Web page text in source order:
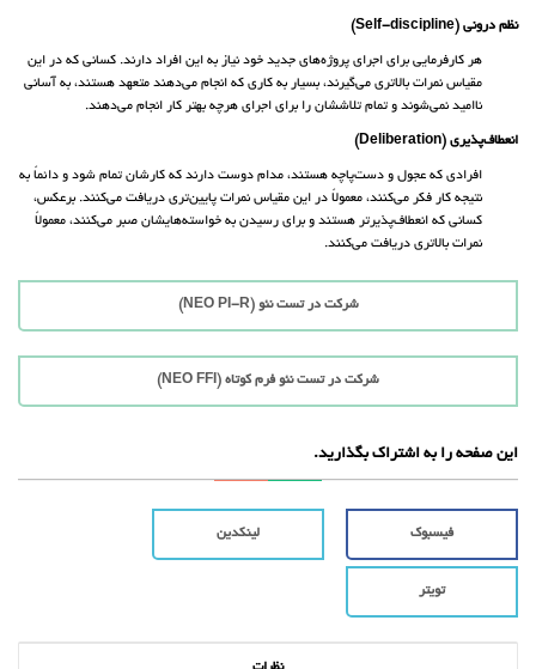
نظم درونی (Self-discipline)
هر کارفرمایی برای اجرای پروژه‌های جدید خود نیاز به این افراد دارند. کسانی که در این
مقیاس نمرات بالاتری می‌گیرند، بسیار به کاری که انجام می‌دهند متعهد هستند، به آسانی
ناامید نمی‌شوند و تمام تلاششان را برای اجرای هرچه بهتر کار انجام می‌دهند.
انعطاف‌پذیری (Deliberation)
افرادی که عجول و دست‌پاچه هستند، مدام دوست دارند که کارشان تمام شود و دائماً به
نتیجه کار فکر می‌کنند، معمولاً در این مقیاس نمرات پایین‌تری دریافت می‌کنند. برعکس،
کسانی که انعطاف‌پذیرتر هستند و برای رسیدن به خواسته‌هایشان صبر می‌کنند، معمولاً
نمرات بالاتری دریافت می‌کنند.
شرکت در تست نئو (NEO PI-R)
شرکت در تست نئو فرم کوتاه (NEO FFI)
این صفحه را به اشتراک بگذارید.
فیسبوک لینکدین
تویتر